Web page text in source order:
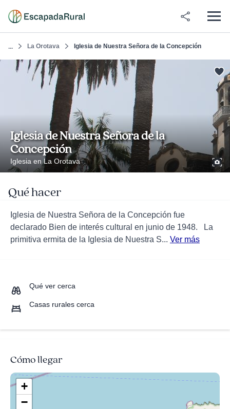
... La Orotava Iglesia de Nuestra Señora de la Concepción
Iglesia de Nuestra Señora de la
Concepción
Iglesia en La Orotava
Qué hacer
Iglesia de Nuestra Señora de la Concepción fue
declarado Bien de interés cultural en junio de 1948. La
primitiva ermita de la Iglesia de Nuestra S... Ver más
Qué ver cerca
Casas rurales cerca
Cómo llegar
+
−